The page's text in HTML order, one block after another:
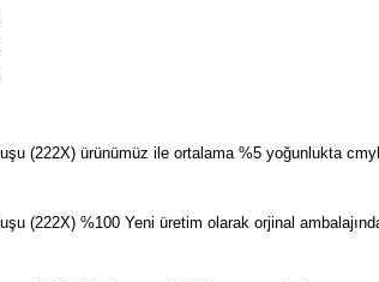
(222X) ürünümüz ile ortalama %5 yoğunlukta
(222X) %100 Yeni üretim olarak orjinal